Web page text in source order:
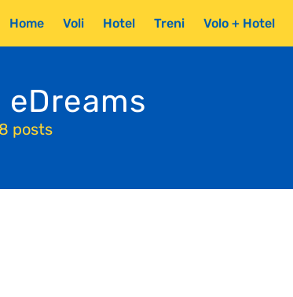
Home Voli Hotel Treni Volo + Hotel
posts